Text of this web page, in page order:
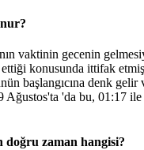
vaktinin gecenin
ettiği konusunda ittifak
başlangıcına denk gelir
Ağustos'ta 'da bu, 01:17 ile
doğru zaman hangisi?